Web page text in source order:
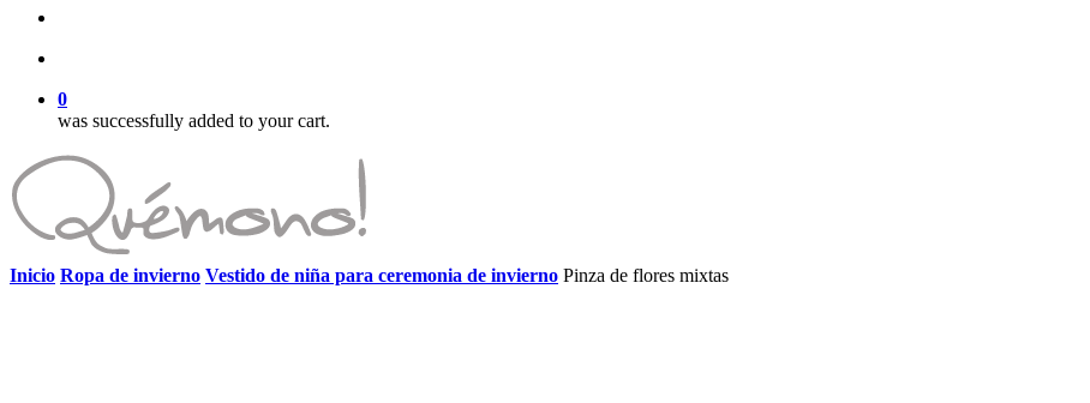
0
was successfully added to your cart.
Inicio Ropa de invierno Vestido de niña para ceremonia de invierno Pinza de flores mixtas